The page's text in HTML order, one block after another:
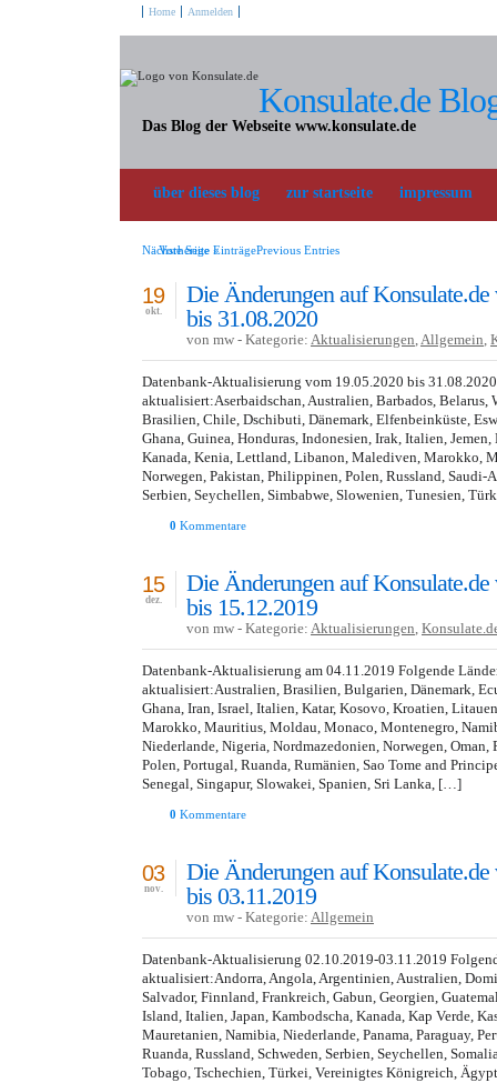
Konsulate.de
Das Blog der Webseite www.konsulate.de
Home Anmelden
über dieses blog zur startseite impressum
Vorherige EinträgePrevious Entries
Nächste Seite »
Die Änderungen auf
bis 31.08.2020
19
okt.
von mw - Kategorie: Aktualisierungen,Allgemein,
Datenbank-Aktualisierung vom 19.05.2020 bis
aktualisiert:Aserbaidschan, Australien, Barbados, Belarus,
Brasilien, Chile, Dschibuti, Dänemark, Elfenbeinküste,
Ghana, Guinea, Honduras, Indonesien, Irak, Italien,
Kanada, Kenia, Lettland, Libanon, Malediven, Marokko,
Norwegen, Pakistan, Philippinen, Polen, Russland, Saudi-
Serbien, Seychellen, Simbabwe, Slowenien, Tunesien,
0 Kommentare
Die Änderungen auf
bis 15.12.2019
15
dez.
von mw - Kategorie: Aktualisierungen,
Datenbank-Aktualisierung am 04.11.2019 Folgende
aktualisiert:Australien, Brasilien, Bulgarien, Dänemark,
Ghana, Iran, Israel, Italien, Katar, Kosovo, Kroatien,
Marokko, Mauritius, Moldau, Monaco, Montenegro,
Niederlande, Nigeria, Nordmazedonien, Norwegen, Oman,
Polen, Portugal, Ruanda, Rumänien, Sao Tome and
Senegal, Singapur, Slowakei, Spanien, Sri Lanka, […]
0 Kommentare
Die Änderungen auf
bis 03.11.2019
03
nov.
von mw - Kategorie: Allgemein
Datenbank-Aktualisierung 02.10.2019-03.11.2019
aktualisiert:Andorra, Angola, Argentinien, Australien,
Salvador, Finnland, Frankreich, Gabun, Georgien,
Island, Italien, Japan, Kambodscha, Kanada, Kap Verde,
Mauretanien, Namibia, Niederlande, Panama, Paraguay,
Ruanda, Russland, Schweden, Serbien, Seychellen,
Tobago, Tschechien, Türkei, Vereinigtes Königreich,